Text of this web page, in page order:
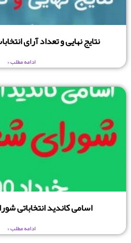
نتایج نهایی و تعداد آرای
ادامه مطلب »
اسامی کاندید انتخاباتی شورای
ادامه مطلب »